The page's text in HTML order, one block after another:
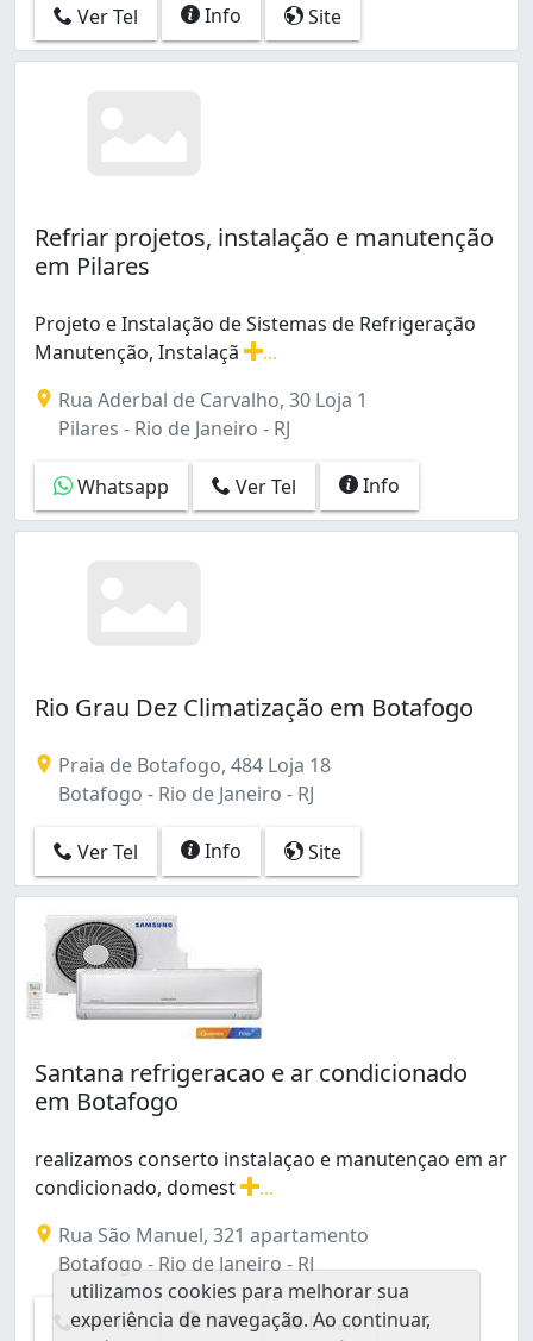
Ver Tel Info Site
Refriar projetos, instalação e manutenção
em Pilares
Projeto e Instalação de Sistemas de Refrigeração
Manutenção, Instalaçã
Rua Aderbal de Carvalho, 30 Loja 1
Pilares - Rio de Janeiro - RJ
Whatsapp Ver Tel Info
Rio Grau Dez Climatização em Botafogo
Praia de Botafogo, 484 Loja 18
Botafogo - Rio de Janeiro - RJ
Ver Tel Info Site
Santana refrigeracao e ar condicionado
em Botafogo
realizamos conserto instalaçao e manutençao em ar
condicionado, domest
Rua São Manuel, 321 apartamento
Botafogo - Rio de Janeiro - RJ
Ver Tel Info Email
utilizamos cookies para melhorar sua
experiência de navegação. Ao continuar,